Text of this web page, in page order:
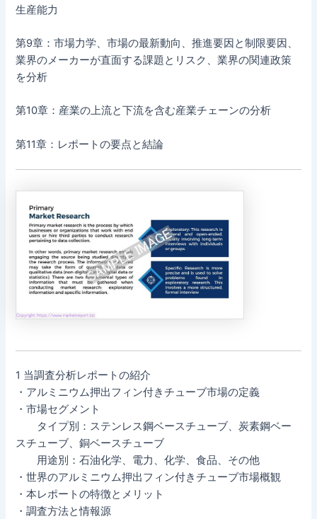
生産能力
第9章：市場力学、市場の最新動向、推進要因と制限要因、
業界のメーカーが直面する課題とリスク、業界の関連政策
を分析
第10章：産業の上流と下流を含む産業チェーンの分析
第11章：レポートの要点と結論
1 当調査分析レポートの紹介
・アルミニウム押出フィン付きチューブ市場の定義
・市場セグメント
タイプ別：ステンレス鋼ベースチューブ、炭素鋼ベー
スチューブ、銅ベースチューブ
用途別：石油化学、電力、化学、食品、その他
・世界のアルミニウム押出フィン付きチューブ市場概観
・本レポートの特徴とメリット
・調査方法と情報源